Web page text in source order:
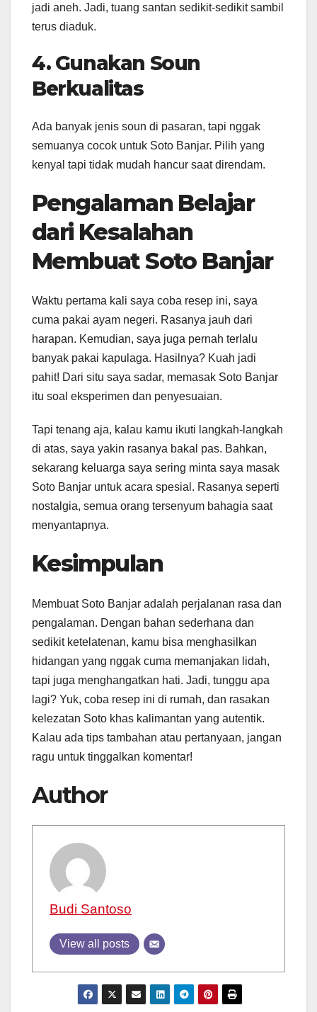
jadi aneh. Jadi, tuang santan sedikit-sedikit sambil
terus diaduk.
4. Gunakan Soun
Berkualitas
Ada banyak jenis soun di pasaran, tapi nggak
semuanya cocok untuk Soto Banjar. Pilih yang
kenyal tapi tidak mudah hancur saat direndam.
Pengalaman Belajar
dari Kesalahan
MembuatSoto Banjar
Waktu pertama kali saya coba resep ini, saya
cuma pakai ayam negeri. Rasanya jauh dari
harapan. Kemudian, saya juga pernah terlalu
banyak pakai kapulaga. Hasilnya? Kuah jadi
pahit! Dari situ saya sadar, memasak Soto Banjar
itu soal eksperimen dan penyesuaian.
Tapi tenang aja, kalau kamu ikuti langkah-langkah
di atas, saya yakin rasanya bakal pas. Bahkan,
sekarang keluarga saya sering minta saya masak
Soto Banjar untuk acara spesial. Rasanya seperti
nostalgia, semua orang tersenyum bahagia saat
menyantapnya.
Kesimpulan
Membuat Soto Banjar adalah perjalanan rasa dan
pengalaman. Dengan bahan sederhana dan
sedikit ketelatenan, kamu bisa menghasilkan
hidangan yang nggak cuma memanjakan lidah,
tapi juga menghangatkan hati. Jadi, tunggu apa
lagi? Yuk, coba resep ini di rumah, dan rasakan
kelezatan Soto khas kalimantan yang autentik.
Kalau ada tips tambahan atau pertanyaan, jangan
ragu untuk tinggalkan komentar!
Author
Budi Santoso
View all posts